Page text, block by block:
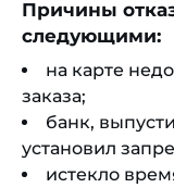
Причины
следующими:
на карте
заказа;
банк,
установил
истекло